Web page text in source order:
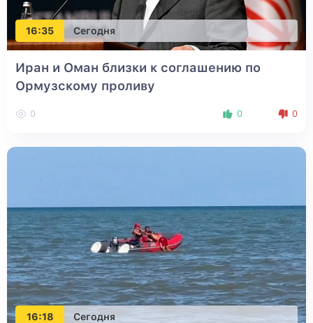
16:35 Сегодня
Иран и Оман близки к соглашению по
Ормузскому проливу
0 0 0
16:18 Сегодня